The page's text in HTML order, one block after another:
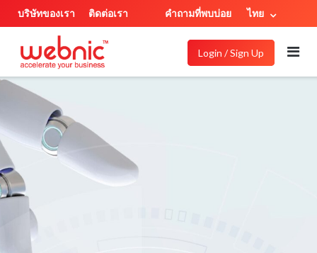
บริษัทของเรา ติดต่อเรา คำถามที่พบบ่อย ไทย
Login / Sign Up